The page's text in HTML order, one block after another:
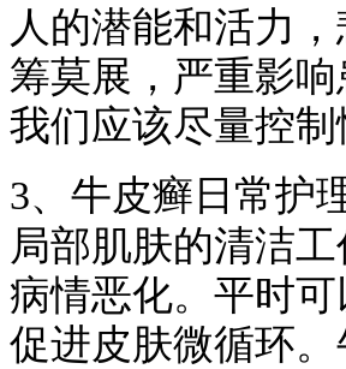
人的潜能和活力
筹莫展，严重影
我们应该尽量控
3、 牛皮癣日常护
局部肌肤的清洁
病情恶化。平时
促进皮肤微循环